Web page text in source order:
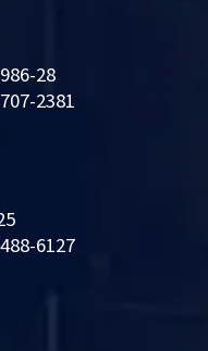
28
2381
6127